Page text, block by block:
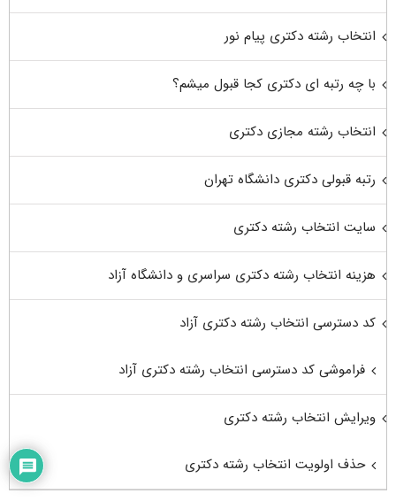
انتخاب رشته دکتری پیام نور
با چه رتبه ای دکتری کجا قبول میشم؟
انتخاب رشته مجازی دکتری
رتبه قبولی دکتری دانشگاه تهران
سایت انتخاب رشته دکتری
هزینه انتخاب رشته دکتری سراسری و دانشگاه آزاد
کد دسترسی انتخاب رشته دکتری آزاد
فراموشی کد دسترسی انتخاب رشته دکتری آزاد
ویرایش انتخاب رشته دکتری
حذف اولویت انتخاب رشته دکتری